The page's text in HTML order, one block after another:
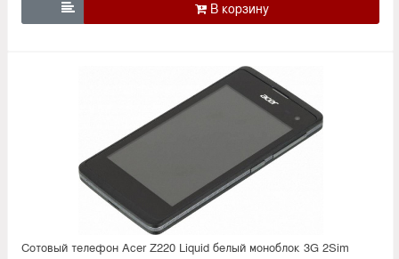

Сотовый телефон Acer Z220 Liquid белый моноблок 3G 2Sim